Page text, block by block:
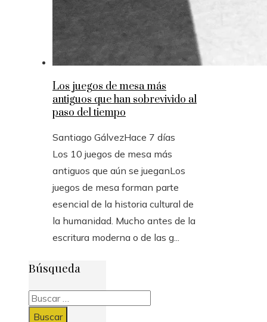
Los juegos de mesa más
antiguos que han sobrevivido al
paso del tiempo
Santiago GálvezHace 7 días
Los 10 juegos de mesa más
antiguos que aún se jueganLos
juegos de mesa forman parte
esencial de la historia cultural de
la humanidad. Mucho antes de la
escritura moderna o de las g...
Búsqueda
Buscar: